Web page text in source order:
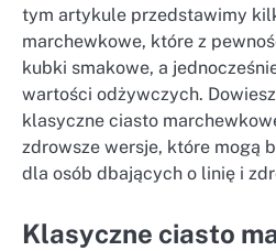
tym artykule przedstawimy
marchewkowe, które z
kubki smakowe, a
wartości odżywczych.
klasyczne ciasto
zdrowsze wersje, które mogą
dla osób dbających o linię i
Klasyczne ciasto